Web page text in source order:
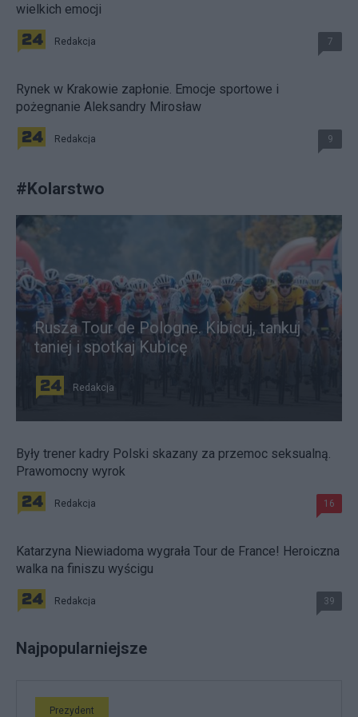
wielkich emocji
Redakcja 7
Rynek w Krakowie zapłonie. Emocje sportowe i
pożegnanie Aleksandry Mirosław
Redakcja 9
#Kolarstwo
Rusza Tour de Pologne. Kibicuj, tankuj
taniej i spotkaj Kubicę
Redakcja
Były trener kadry Polski skazany za przemoc seksualną.
Prawomocny wyrok
Redakcja 16
Katarzyna Niewiadoma wygrała Tour de France! Heroiczna
walka na finiszu wyścigu
Redakcja 39
Najpopularniejsze
Prezydent